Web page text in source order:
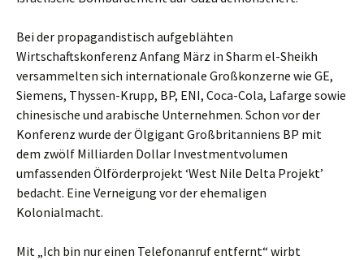
Bei der propagandistisch aufgeblähten
Wirtschaftskonferenz Anfang März in Sharm el-Sheikh
versammelten sich internationale Großkonzerne wie GE,
Siemens, Thyssen-Krupp, BP, ENI, Coca-Cola, Lafarge sowie
chinesische und arabische Unternehmen. Schon vor der
Konferenz wurde der Ölgigant Großbritanniens BP mit
dem zwölf Milliarden Dollar Investmentvolumen
umfassenden Ölförderprojekt ‘West Nile Delta Projekt’
bedacht. Eine Verneigung vor der ehemaligen
Kolonialmacht.
Mit „Ich bin nur einen Telefonanruf entfernt“ wirbt